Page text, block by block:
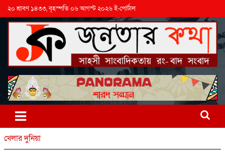
২০ শ্রাবণ ১৪৩৩, বৃহস্পতি ০৬ আগস্ট ২০২৬ ই-পোর্টাল
খেলার দুনিয়া